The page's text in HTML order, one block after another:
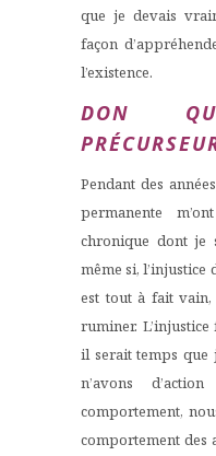
que je devais
façon
l’existence.
DON
Pendant des
permanente
chronique dont je
même si, l’injustice
est tout à fait vain,
ruminer.
il serait temps que
n’avons
comportement,
comportement des